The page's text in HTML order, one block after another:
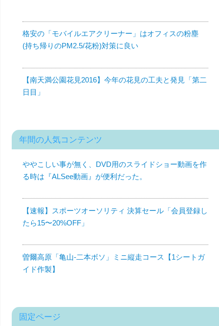
格安の「モバイルエアクリーナー」はオフィスの粉塵
(持ち帰りのPM2.5/花粉)対策に良い
【南天満公園花見2016】今年の花見の工夫と発見「第二
日目」
年間の人気コンテンツ
ややこしい事が無く、DVD用のスライドショー動画を作
る時は『ALSee動画』が便利だった。
【速報】スポーツオーソリティ 決算セール「会員登録し
たら15〜20%OFF」
曽爾高原「亀山-二本ボソ」ミニ縦走コース【1シートガ
イド作製】
固定ページ